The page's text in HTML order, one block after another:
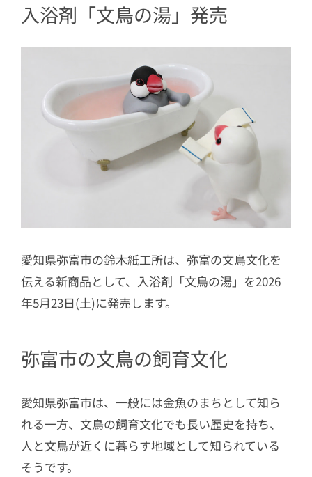
入浴剤「文鳥の湯」発売
愛知県弥富市の鈴木紙工所は、弥富の文鳥文化を
伝える新商品として、入浴剤「文鳥の湯」を2026
年5月23日(土)に発売します。
弥富市の文鳥の飼育文化
愛知県弥富市は、一般には金魚のまちとして知ら
れる一方、文鳥の飼育文化でも長い歴史を持ち、
人と文鳥が近くに暮らす地域として知られている
そうです。